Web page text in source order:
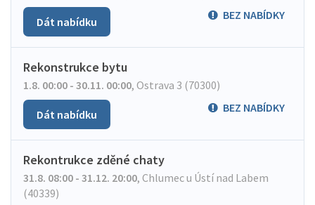
BEZ NABÍDKY
Dát nabídku
Rekonstrukce bytu
1.8. 00:00 - 30.11. 00:00, Ostrava 3 (70300)
BEZ NABÍDKY
Dát nabídku
Rekontrukce zděné chaty
31.8. 08:00 - 31.12. 20:00, Chlumec u Ústí nad Labem
(40339)